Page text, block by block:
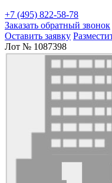
+7 (495) 822-58-78
Заказать обратный звонок
Оставить заявку
Лот № 1087398